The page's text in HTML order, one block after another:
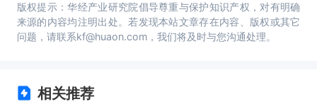
版权提示：华经产业研究院倡导尊重与保护知识产权，对有明确
来源的内容均注明出处。若发现本站文章存在内容、版权或其它
问题，请联系kf@huaon.com，我们将及时与您沟通处理。
相关推荐